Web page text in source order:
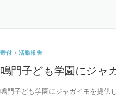
寄付 /活動報告
鳴門子ども学園にジャ
鳴門子ども学園にジャガイモを提供